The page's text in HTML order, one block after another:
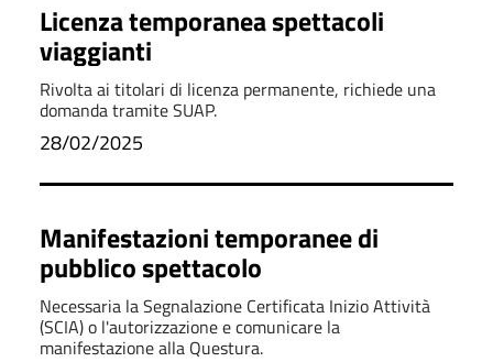
Licenza temporanea spettacoli
viaggianti
Rivolta ai titolari di licenza permanente, richiede una
domanda tramite SUAP.
28/02/2025
Manifestazioni temporanee di
pubblico spettacolo
Necessaria la Segnalazione Certificata Inizio Attività
(SCIA) o l'autorizzazione e comunicare la
manifestazione alla Questura.